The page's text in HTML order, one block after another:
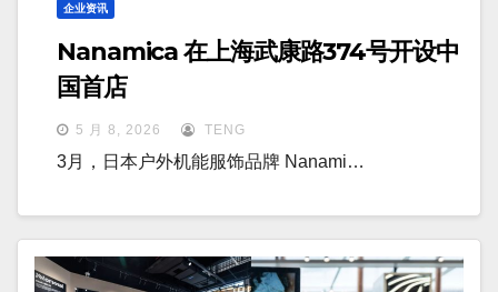
企业资讯
Nanamica 在上海武康路374号开设中
国首店
5 月 8, 2026 TENG
3月，日本户外机能服饰品牌 Nanami…